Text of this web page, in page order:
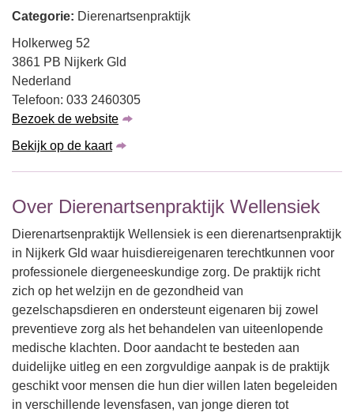
Categorie: Dierenartsenpraktijk
Holkerweg 52
3861 PB Nijkerk Gld
Nederland
Telefoon: 033 2460305
Bezoek de website
Bekijk op de kaart
Over Dierenartsenpraktijk Wellensiek
Dierenartsenpraktijk Wellensiek is een dierenartsenpraktijk
in Nijkerk Gld waar huisdiereigenaren terechtkunnen voor
professionele diergeneeskundige zorg. De praktijk richt
zich op het welzijn en de gezondheid van
gezelschapsdieren en ondersteunt eigenaren bij zowel
preventieve zorg als het behandelen van uiteenlopende
medische klachten. Door aandacht te besteden aan
duidelijke uitleg en een zorgvuldige aanpak is de praktijk
geschikt voor mensen die hun dier willen laten begeleiden
in verschillende levensfasen, van jonge dieren tot